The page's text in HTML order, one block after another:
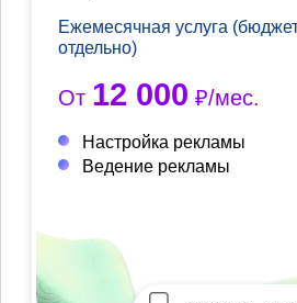
Ежемесячная услуга
отдельно)
От 12 000 ₽/мес.
Настройка рекламы
Ведение рекламы